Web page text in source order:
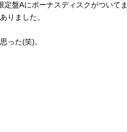
盤Aにボーナスディスクがついてま
りました。
った(笑)。